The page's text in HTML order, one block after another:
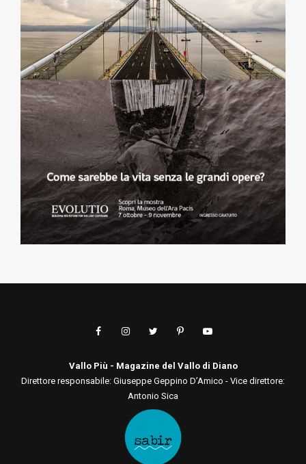
Vallo Più - Magazine del Vallo di Diano
Direttore responsabile: Giuseppe Geppino D’Amico - Vice direttore:
Antonio Sica